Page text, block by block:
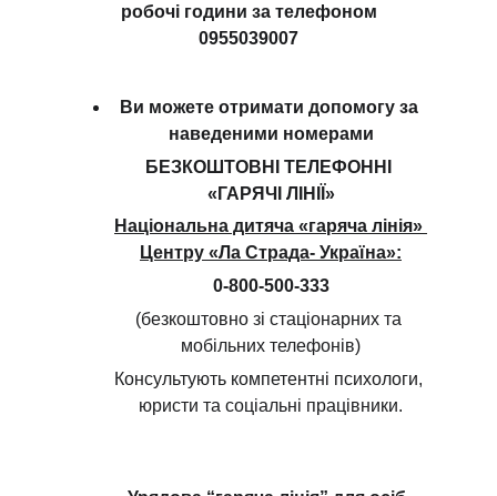
робочі години за телефоном
0955039007
Ви можете отримати допомогу за
наведеними номерами
БЕЗКОШТОВНІ ТЕЛЕФОННІ
«ГАРЯЧІ ЛІНІЇ»
Національна дитяча «гаряча лінія»
Центру «Ла Страда- Україна»:
0-800-500-333
(безкоштовно зі стаціонарних та
мобільних телефонів)
Консультують компетентні психологи,
юристи та соціальні працівники.